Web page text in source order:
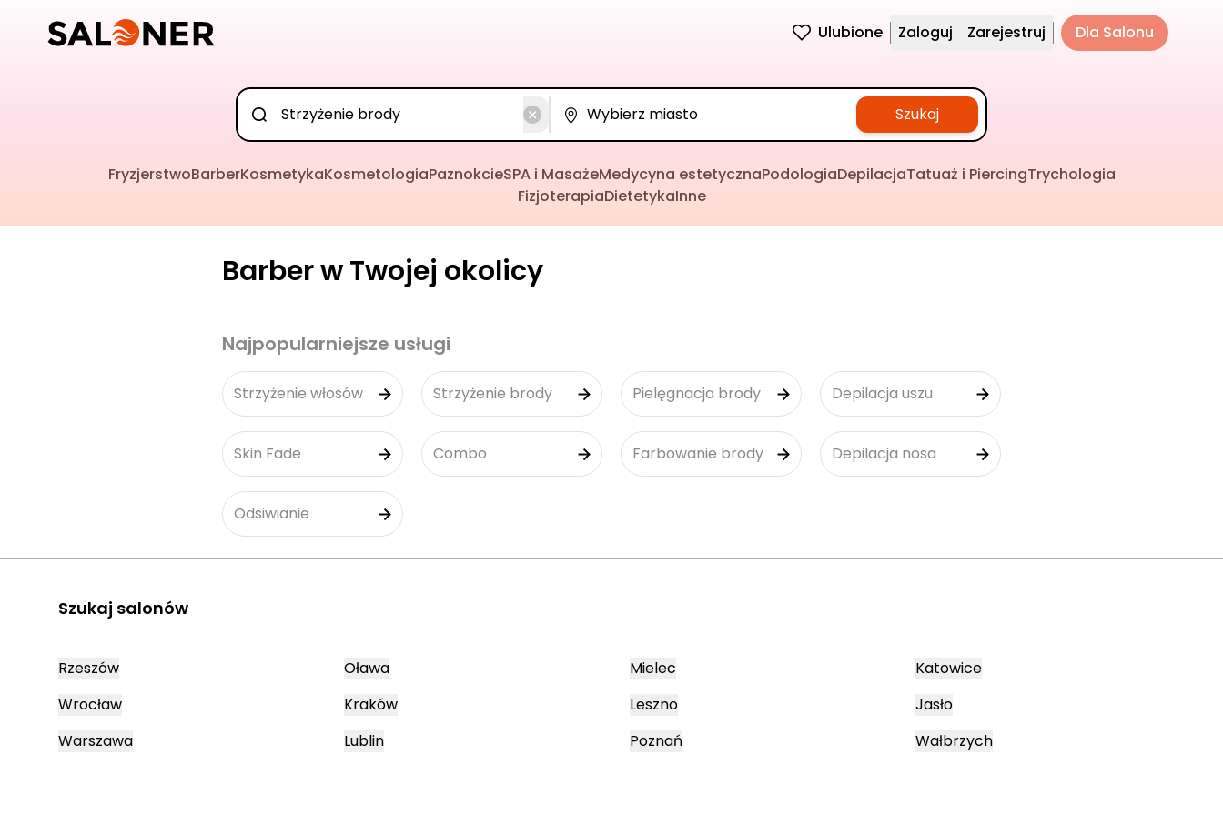
Ulubione Zaloguj Zarejestruj Dla Salonu
Szukaj
FryzjerstwoBarberKosmetykaKosmetologiaPaznokcieSPA i MasażeMedycyna estetycznaPodologiaDepilacjaTatuaż i PiercingTrychologia
FizjoterapiaDietetykaInne
Barber w Twojej okolicy
Najpopularniejsze usługi
Strzyżenie włosów Strzyżenie brody Pielęgnacja brody Depilacja uszu
Skin Fade Combo Farbowanie brody Depilacja nosa
Odsiwianie
Szukaj salonów
Rzeszów
Wrocław
Warszawa
Oława
Kraków
Lublin
Mielec
Leszno
Poznań
Katowice
Jasło
Wałbrzych